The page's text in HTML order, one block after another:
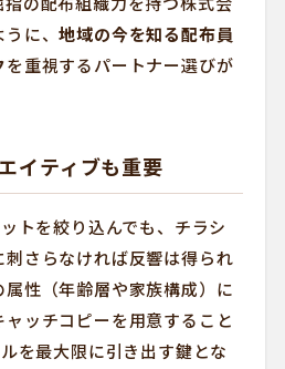
うに、地域の今を知る配布員
を重視するパートナー選びが
イティブも重要
トを絞り込んでも、チラシ
さらなければ反響は得られ
性（年齢層や家族構成）に
ッチコピーを用意すること
を最大限に引き出す鍵とな